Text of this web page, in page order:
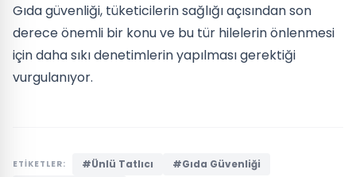
Gıda güvenliği, tüketicilerin sağlığı açısından son
derece önemli bir konu ve bu tür hilelerin önlenmesi
için daha sıkı denetimlerin yapılması gerektiği
vurgulanıyor.
ETİKETLER: #Ünlü Tatlıcı
#Gıda Güvenliği